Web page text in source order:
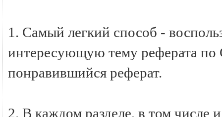
1. Самый легкий способ -
интересующую тему реферата
понравившийся реферат.
2. В каждом разделе, в том